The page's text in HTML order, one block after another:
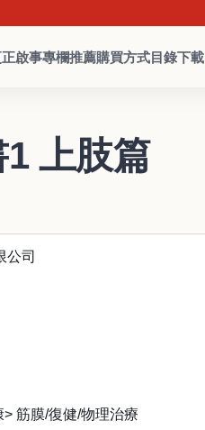
啟事專欄推薦購買方式目錄下載
上肢篇
公司
筋膜/復健/物理治療